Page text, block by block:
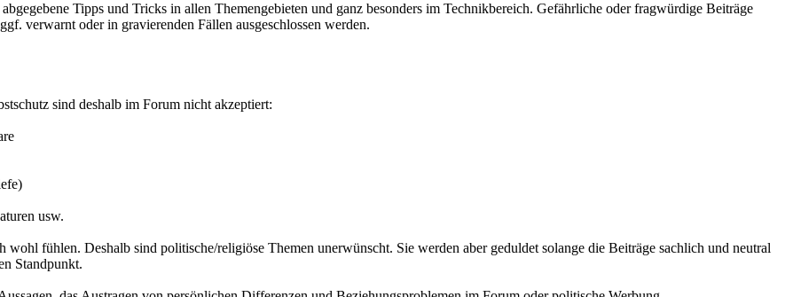
Tipps und Tricks in allen Themengebieten und ganz besonders im Technikbereich. Gefährliche oder fragwürdige Beiträge
verwarnt oder in gravierenden Fällen ausgeschlossen werden.
sind deshalb im Forum nicht akzeptiert:
usw.
fühlen. Deshalb sind politische/religiöse Themen unerwünscht. Sie werden aber geduldet solange die Beiträge sachlich und neutral
Standpunkt.